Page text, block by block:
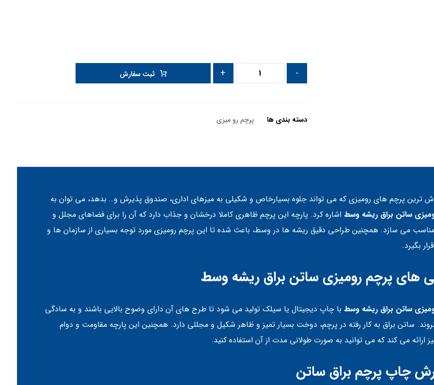
-
+ ثبت سفارش
دسته بندی ها پرچم رو میزی
ترین پرچم های رومیزیکه می تواند جلوه بسیارخاص و شکیلی به میزهای اداری، صندوق پذیرش و… بدهد، می توان به
ساتن براق ریشه وسطاشاره کرد. پارچه این پرچم ظاهری کاملا درخشان و جذاب دارد که آن را برای فضاهای مجلل و
می سازد. همچنین طراحی دقیق ریشه ها در وسط، باعث شده تا این پرچم رومیزی مورد توجه بسیاری از سازمان ها و
بگیرد.
های پرچم رومیزی ساتن براق ریشه وسط
ساتن براق ریشه وسطبا چاپ دیجیتال یا سیلک تولید می شود تا طرح های آن دارای وضوح بالایی باشند و به سادگی
ساتن براق به کار رفته در پرچم، دوخت بسیار تمیز و ظاهر شکیل و مجللی دارد. همچنین این پارچه مقاومت و دوام
ارائه می کند که می توانید به صورت طولانی مدت از آن استفاده کنید.
چاپ پرچم براق ساتن